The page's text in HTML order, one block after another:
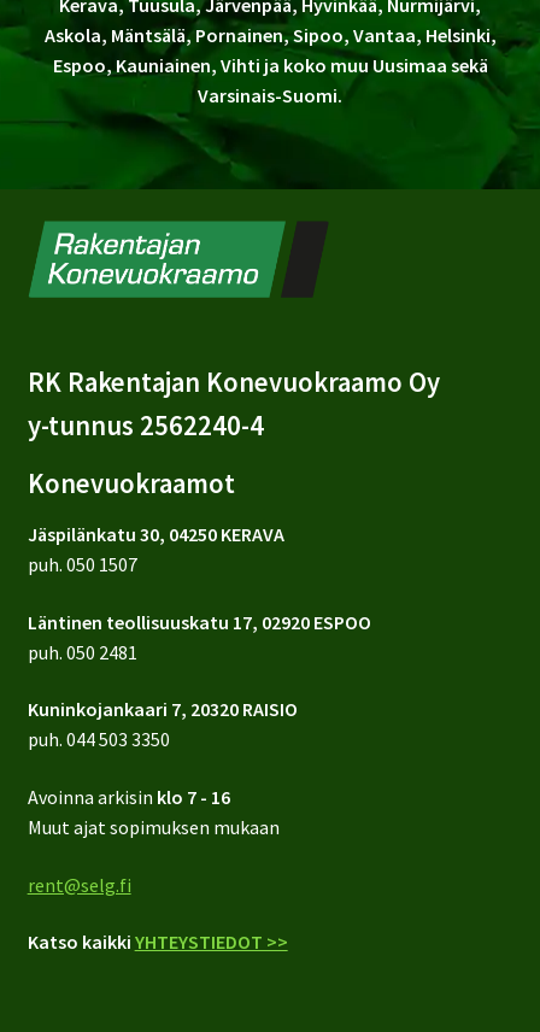
Kerava, Tuusula, Järvenpää, Hyvinkää, Nurmijärvi,
Askola, Mäntsälä, Pornainen, Sipoo, Vantaa, Helsinki,
Espoo, Kauniainen, Vihti ja koko muu Uusimaa sekä
Varsinais-Suomi.
RK Rakentajan Konevuokraamo Oy
y-tunnus 2562240-4
Konevuokraamot
Jäspilänkatu 30, 04250 KERAVA
puh. 050 1507
Läntinen teollisuuskatu 17, 02920 ESPOO
puh. 050 2481
Kuninkojankaari 7, 20320 RAISIO
puh. 044 503 3350
Avoinna arkisin klo 7 - 16
Muut ajat sopimuksen mukaan
rent@selg.fi
Katso kaikki YHTEYSTIEDOT >>